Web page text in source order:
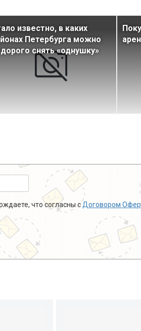
известно, в каких
Петербурга можно
снять «однушку»
что согласны с Договором